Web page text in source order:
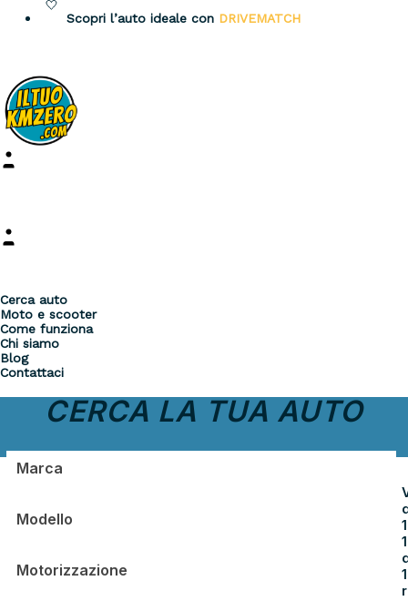
Scopri l’auto ideale con DRIVEMATCH
Cerca auto
Moto e scooter
Come funziona
Chi siamo
Blog
Contattaci
CERCA LA TUA AUTO